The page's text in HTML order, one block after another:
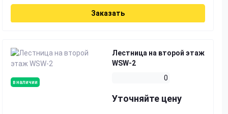
Заказать
в наличии
Лестница на второй этаж
WSW-2
0
Уточняйте цену